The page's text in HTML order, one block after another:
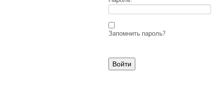
Запомнить пароль?